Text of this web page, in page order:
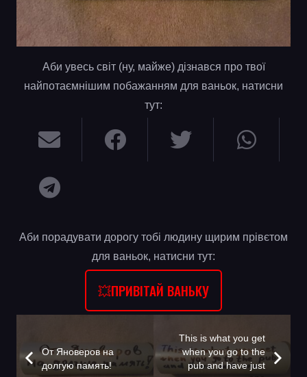
Аби увесь світ (ну, майже) дізнався про твої
найпотаємнішим побажанням для ваньок, натисни
тут:
Аби порадувати дорогу тобі людину щирим прівєтом
для ваньок, натисни тут:
💥ПРИВІТАЙ ВАНЬКУ
От Яноверов на
долгую память!
This is what you get
when you go to the
pub and have just